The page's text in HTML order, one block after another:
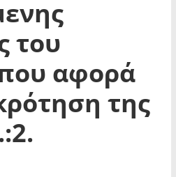
του
αφορά
της